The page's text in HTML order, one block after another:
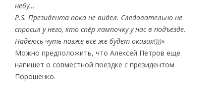
небу…
P.S. Президента пока не видел. Следовательно не
спросил у него, кто спёр лампочку у нас в подъезде.
Надеюсь чуть позже всё же будет оказия!)))»
Можно предположить, что Алексей Петров еще
напишет о совместной поездке с президентом
Порошенко.